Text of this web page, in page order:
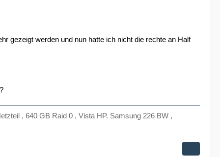
gezeigt werden und nun hatte ich nicht die rechte an Half
, 640 GB Raid 0 , Vista HP. Samsung 226 BW ,